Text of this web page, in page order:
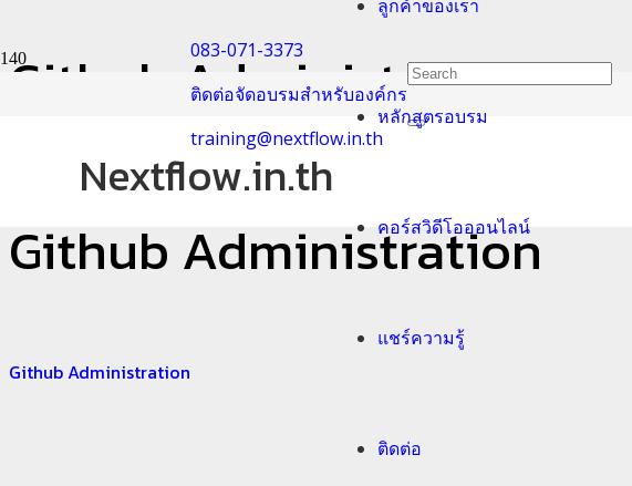
083-071-3373
ติดต่อจัดอบรมสำหรับองค์กร
training@nextflow.in.th
Nextflow.in.th
ลูกค้าของเรา
หลักสูตรอบรม
คอร์สวิดีโอออนไลน์
แชร์ความรู้
ติดต่อ
Github Administration
Github Administration
Github Administration